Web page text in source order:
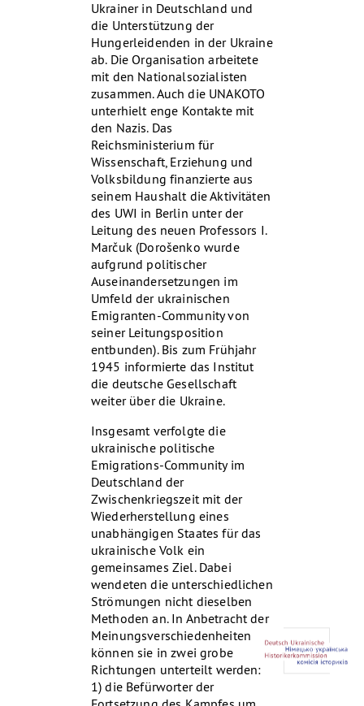
Ukrainer in Deutschland und
die Unterstützung der
Hungerleidenden in der Ukraine
ab. Die Organisation arbeitete
mit den Nationalsozialisten
zusammen. Auch die UNAKOTO
unterhielt enge Kontakte mit
den Nazis. Das
Reichsministerium für
Wissenschaft, Erziehung und
Volksbildung finanzierte aus
seinem Haushalt die Aktivitäten
des UWI in Berlin unter der
Leitung des neuen Professors I.
Marčuk (Dorošenko wurde
aufgrund politischer
Auseinandersetzungen im
Umfeld der ukrainischen
Emigranten-Community von
seiner Leitungsposition
entbunden). Bis zum Frühjahr
1945 informierte das Institut
die deutsche Gesellschaft
weiter über die Ukraine.
Insgesamt verfolgte die
ukrainische politische
Emigrations-Community im
Deutschland der
Zwischenkriegszeit mit der
Wiederherstellung eines
unabhängigen Staates für das
ukrainische Volk ein
gemeinsames Ziel. Dabei
wendeten die unterschiedlichen
Strömungen nicht dieselben
Methoden an. In Anbetracht der
Meinungsverschiedenheiten
können sie in zwei grobe
Richtungen unterteilt werden:
1) die Befürworter der